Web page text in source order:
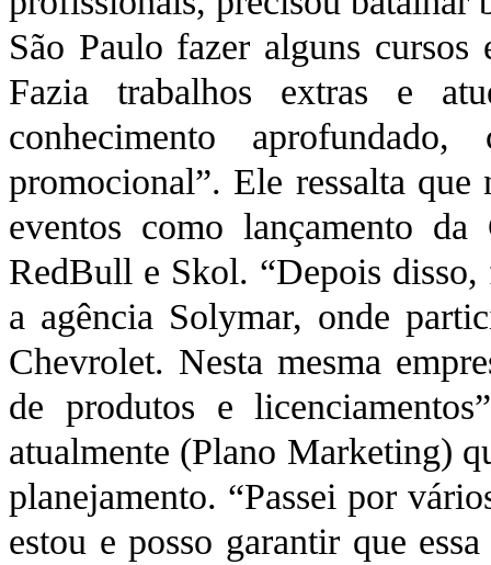
São Paulo fazer alguns
Fazia trabalhos extras e
conhecimento
promocional”. Ele ressalta que
eventos como lançamento
RedBull e Skol. “Depois
a agência Solymar, onde
Chevrolet. Nesta mesma
de produtos e
atualmente (Plano Marketing)
planejamento. “Passei por
estou e posso garantir que